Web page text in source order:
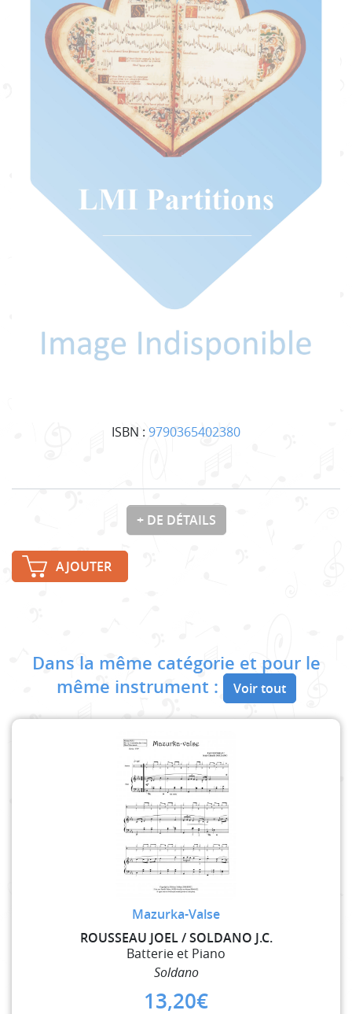
ISBN : 9790365402380
+ DE DÉTAILS
AJOUTER
Dans la même catégorie et pour le
même instrument :
Voir tout
Mazurka-Valse
ROUSSEAU JOEL / SOLDANO J.C.
Batterie et Piano
Soldano
13,20€